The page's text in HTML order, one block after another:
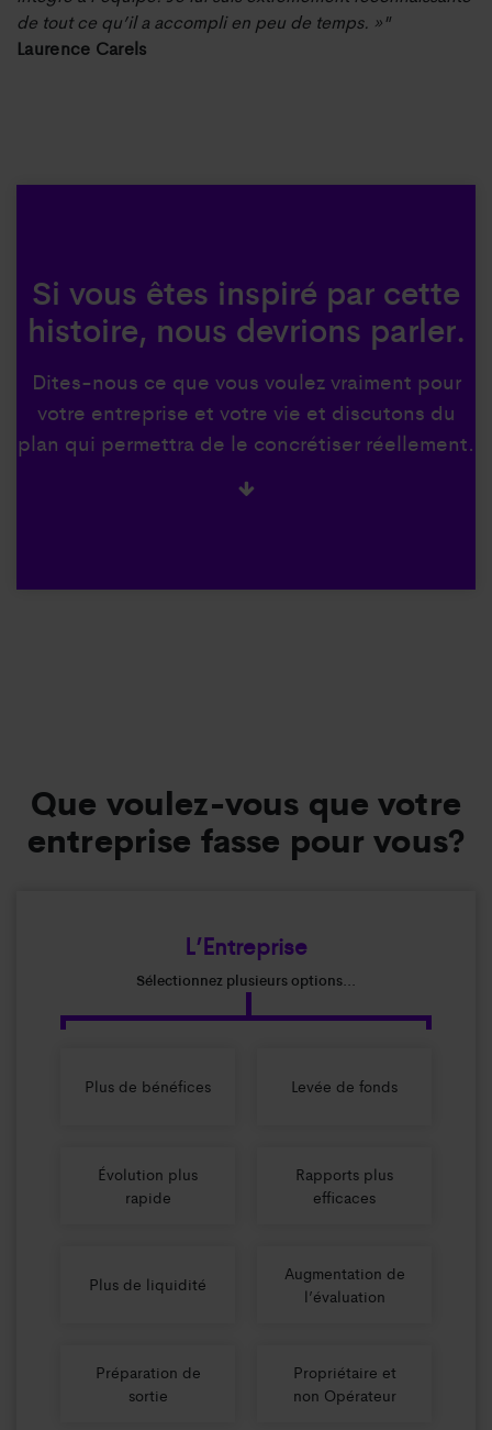
de tout ce qu’il a accompli en peu de temps. »"
Laurence Carels
Si vous êtes inspiré par cette
histoire, nous devrions parler.
Dites-nous ce que vous voulez vraiment pour
votre entreprise et votre vie et discutons du
plan qui permettra de le concrétiser réellement.
Que voulez-vous que votre
entreprise fasse pour vous?
L’Entreprise
Sélectionnez plusieurs options...
Plus de bénéfices Levée de fonds
Évolution plus
rapide
Rapports plus
efficaces
Plus de liquidité
Augmentation de
l’évaluation
Préparation de
sortie
Propriétaire et
non Opérateur